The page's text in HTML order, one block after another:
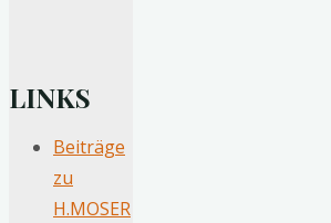
LINKS
Beiträge
zu
H.MOSER